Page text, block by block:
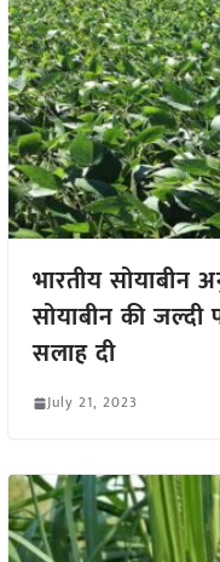
भारतीय सोयाबीन
सोयाबीन की
सलाह दी
July 21, 2023